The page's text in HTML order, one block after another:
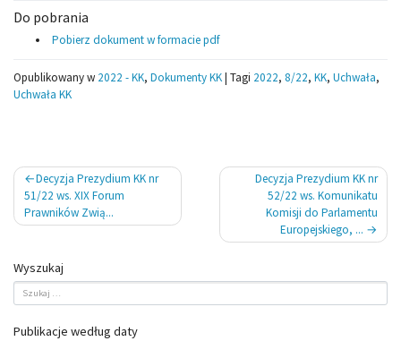
Do pobrania
Pobierz dokument w formacie pdf
Opublikowany w 2022 - KK, Dokumenty KK| Tagi 2022, 8/22, KK, Uchwała,
Uchwała KK
Nawigacja
wpisu
Decyzja Prezydium KK nr
51/22 ws. XIX Forum
Prawników Zwią...
Decyzja Prezydium KK nr
52/22 ws. Komunikatu
Komisji do Parlamentu
Europejskiego, ...
Wyszukaj
Publikacje według daty